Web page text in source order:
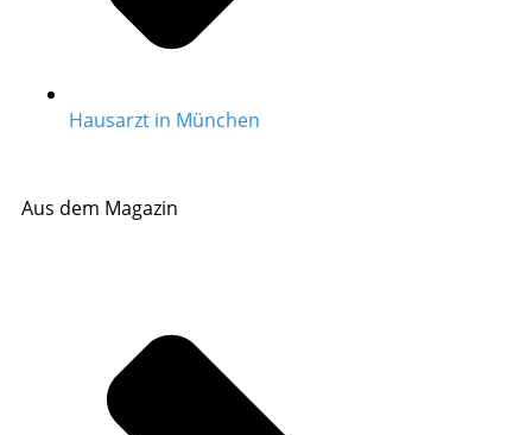
Hausarzt in München
Aus dem Magazin